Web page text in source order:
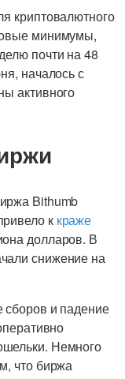
криптовалютного
минимумы,
почти на 48
началось с
активного
Bithumb
к краже
долларов. В
снижение на
сборов и падение
Немного
что биржа